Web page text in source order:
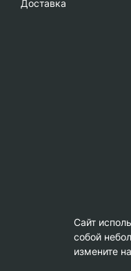
Доставка
© Copyright 2013-
Сайт
собой
измените